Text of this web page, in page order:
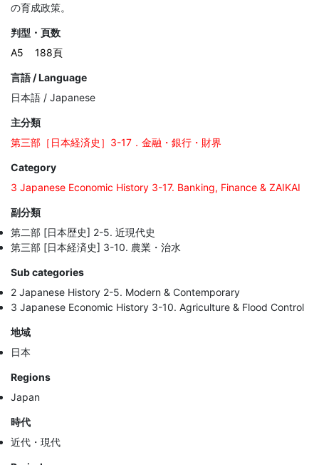
の育成政策。
判型・頁数
A5
188頁
言語 / Language
日本語 / Japanese
主分類
第三部［日本経済史］3-17．金融・銀行・財界
Category
3 Japanese Economic History 3-17. Banking, Finance & ZAIKAI
副分類
第二部 [日本歴史] 2-5. 近現代史
第三部 [日本経済史] 3-10. 農業・治水
Sub categories
2 Japanese History 2-5. Modern & Contemporary
3 Japanese Economic History 3-10. Agriculture & Flood Control
地域
日本
Regions
Japan
時代
近代・現代